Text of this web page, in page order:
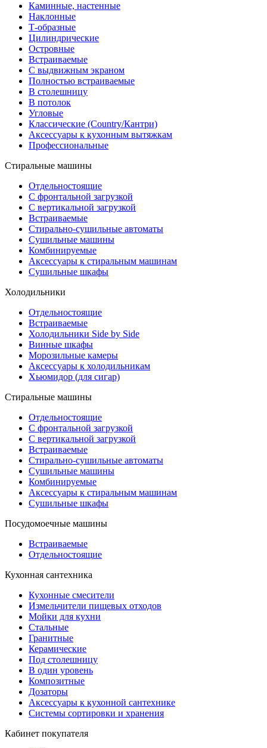
Каминные, настенные
Наклонные
Т-образные
Цилиндрические
Островные
Встраиваемые
С выдвижным экраном
Полностью встраиваемые
В столешницу
В потолок
Угловые
Классические (Country/Кантри)
Аксессуары к кухонным вытяжкам
Профессиональные
Стиральные машины
Отдельностоящие
С фронтальной загрузкой
С вертикальной загрузкой
Встраиваемые
Стирально-сушильные автоматы
Сушильные машины
Комбинируемые
Аксессуары к стиральным машинам
Сушильные шкафы
Холодильники
Отдельностоящие
Встраиваемые
Холодильники Side by Side
Винные шкафы
Морозильные камеры
Аксессуары к холодильникам
Хьюмидор (для сигар)
Стиральные машины
Отдельностоящие
С фронтальной загрузкой
С вертикальной загрузкой
Встраиваемые
Стирально-сушильные автоматы
Сушильные машины
Комбинируемые
Аксессуары к стиральным машинам
Сушильные шкафы
Посудомоечные машины
Встраиваемые
Отдельностоящие
Кухонная сантехника
Кухонные смесители
Измельчители пищевых отходов
Мойки для кухни
Стальные
Гранитные
Керамические
Под столешницу
В один уровень
Композитные
Дозаторы
Аксессуары к кухонной сантехнике
Системы сортировки и хранения
Кабинет покупателя